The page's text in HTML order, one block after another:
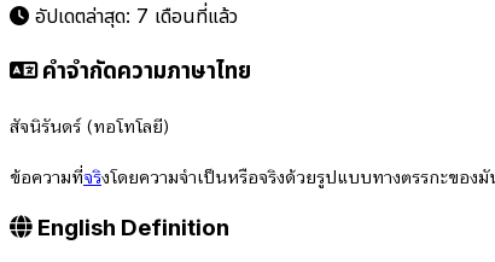
อัปเดตล่าสุด: 7 เดือนที่แล้ว
คำจำกัดความภาษาไทย
สัจนิรันดร์ (ทอโทโลยี)
ข้อความที่จรงโดยความจำเป็นหรือจริงด้วยรูปแบบทางตรรกะขอ
English Definition